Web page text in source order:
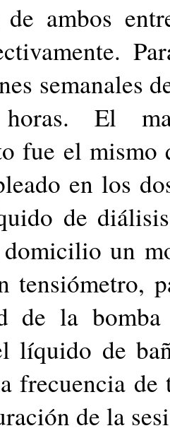
ambos
semanales
El
fue el mismo
en los
de
un
tensiómetro,
de la
líquido de
frecuencia de
de la